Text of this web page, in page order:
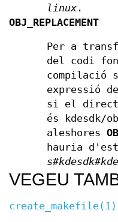
linux .
OBJ_REPLACEMENT
Per a
del codi
compilació
expressió
si el
és kdesdk/
aleshores
hauria
VEGEU
create_makefile(1)